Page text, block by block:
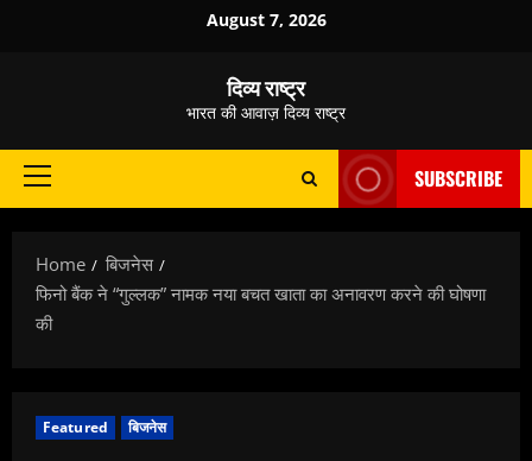
August 7, 2026
दिव्य राष्ट्र
भारत की आवाज़ दिव्य राष्ट्र
Primary
SUBSCRIBE
Home
बिजनेस
फिनो बैंक ने “गुल्लक” नामक नया बचत खाता का अनावरण करने की घोषणा
की
Featured बिजनेस